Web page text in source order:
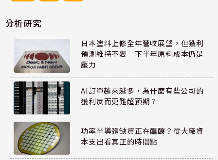
分析研究
日本塗料上修全年營收展望，但獲利
預測維持不變 下半年原料成本仍是
壓力
AI訂單越來越多，為什麼有些公司的
獲利反而更難超預期？
功率半導體缺貨正在醞釀？從大廠資
本支出看真正的時間點